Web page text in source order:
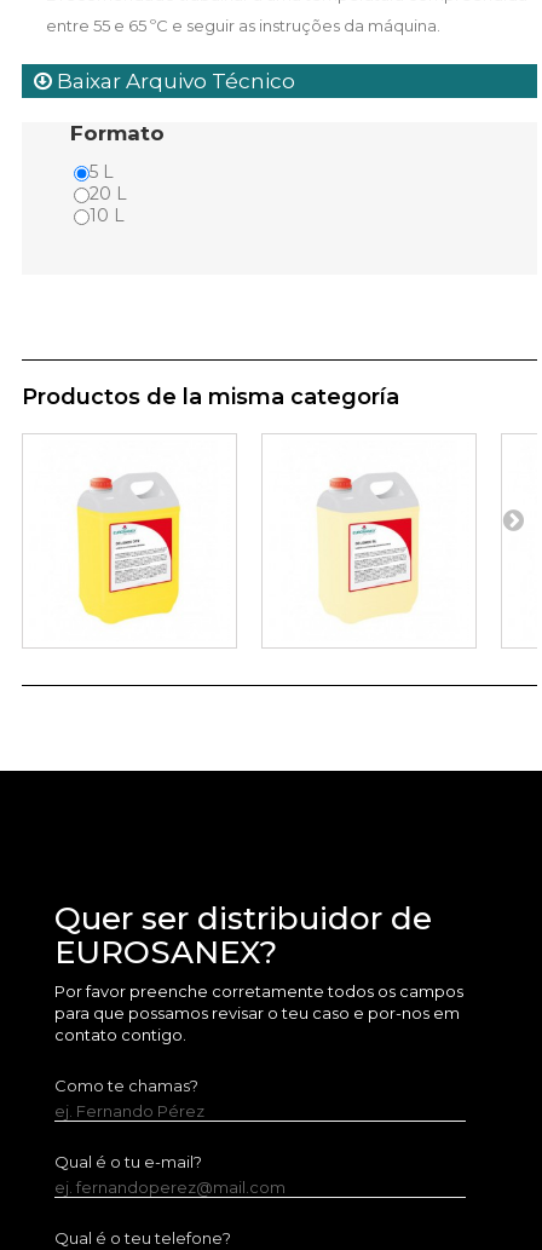
entre 55 e 65 ºC e seguir as instruções da máquina.
Baixar Arquivo Técnico
Formato
5 L
20 L
10 L
Productos de la misma categoría
Quer ser distribuidor de
EUROSANEX?
Por favor preenche corretamente todos os campos
para que possamos revisar o teu caso e por-nos em
contato contigo.
Como te chamas?
ej. Fernando Pérez
Qual é o tu e-mail?
ej. fernandoperez@mail.com
Qual é o teu telefone?